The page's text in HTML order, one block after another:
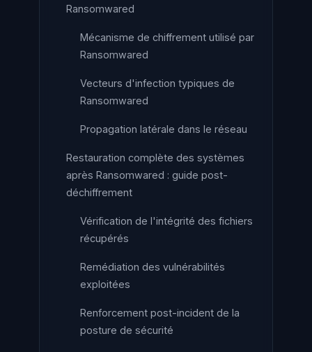
Ransomwared
Mécanisme de chiffrement utilisé par
Ransomwared
Vecteurs d'infection typiques de
Ransomwared
Propagation latérale dans le réseau
Restauration complète des systèmes
après Ransomwared : guide post-
déchiffrement
Vérification de l'intégrité des fichiers
récupérés
Remédiation des vulnérabilités
exploitées
Renforcement post-incident de la
posture de sécurité